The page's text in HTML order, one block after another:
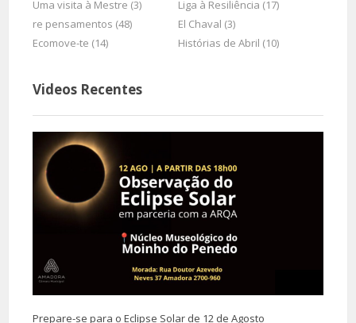
Uma visita à Mestre (3)
Liga à Resiliência (17)
re pensamentos (48)
El Chaval (3)
Ecomove-te (14)
Histórias de Abril (10)
Videos Recentes
Prepare-se para o Eclipse Solar de 12 de Agosto